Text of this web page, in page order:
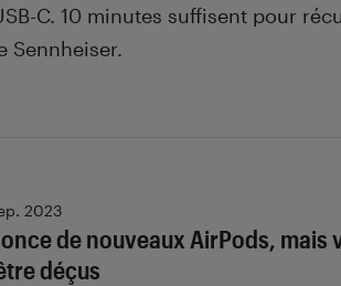
C. 10 minutes suffisent pour
Sennheiser.
de nouveaux AirPods, mais
déçus
2023